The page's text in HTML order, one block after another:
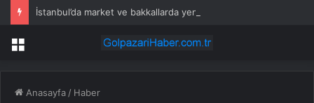
Menü
Anasayfa / Haber